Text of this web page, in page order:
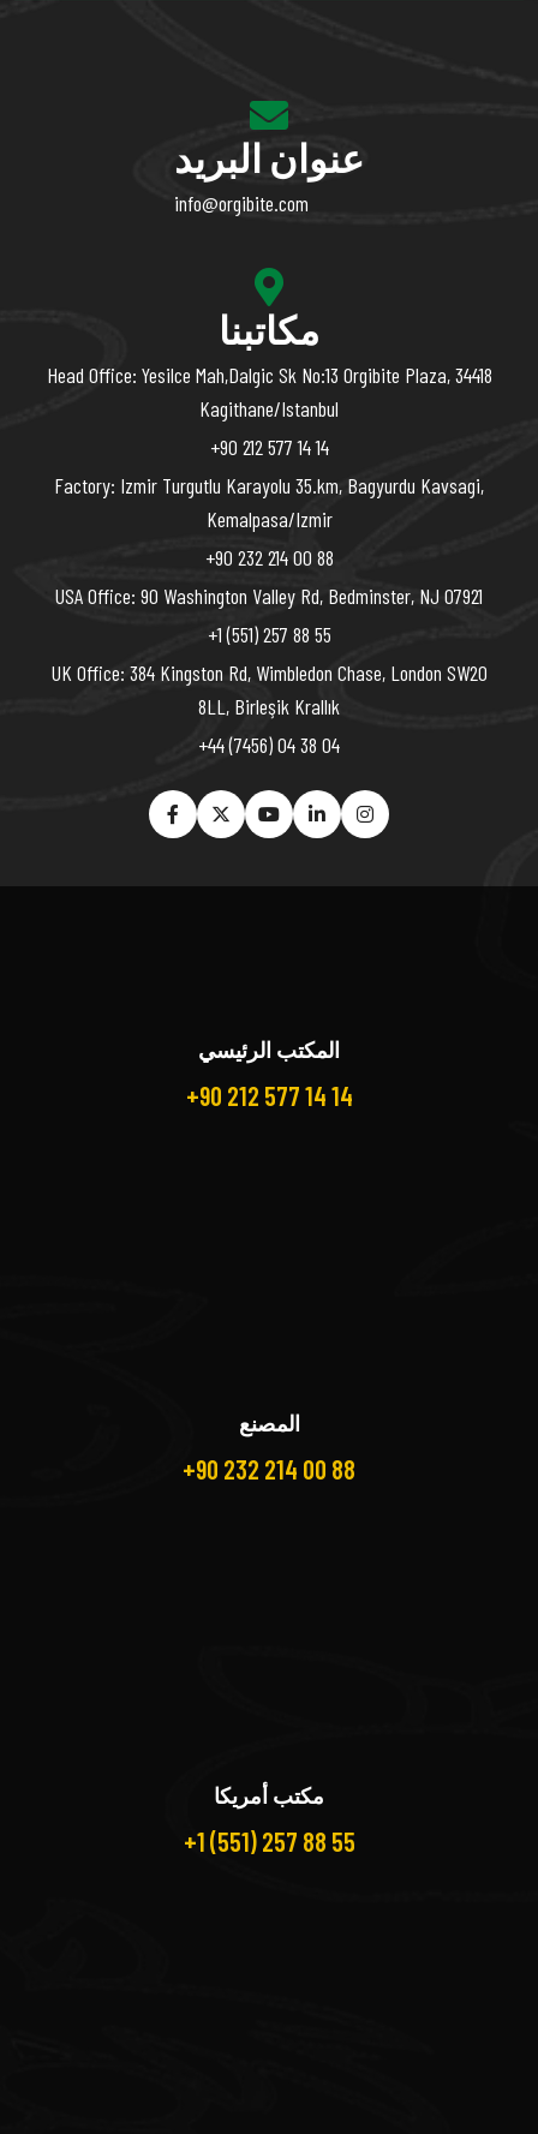
عنوان البريد
info@orgibite.com
مكاتبنا
Head Office: Yesilce Mah,Dalgic Sk No:13 Orgibite Plaza, 34418
Kagithane/Istanbul
+90 212 577 14 14
Factory: Izmir Turgutlu Karayolu 35.km, Bagyurdu Kavsagi,
Kemalpasa/Izmir
+90 232 214 00 88
USA Office: 90 Washington Valley Rd, Bedminster, NJ 07921
+1 (551) 257 88 55
UK Office: 384 Kingston Rd, Wimbledon Chase, London SW20
8LL, Birleşik Krallık
+44 (7456) 04 38 04
المكتب الرئيسي
+90 212 577 14 14
المصنع
+90 232 214 00 88
مكتب أمريكا
+1 (551) 257 88 55